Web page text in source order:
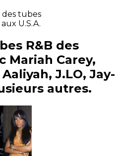
des tubes
U.S.A.
R&B des
Mariah Carey,
J.LO, Jay-
autres.